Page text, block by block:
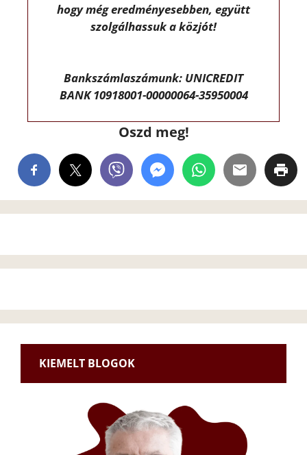
hogy még eredményesebben, együtt
szolgálhassuk a közjót!
Bankszámlaszámunk: UNICREDIT
BANK 10918001-00000064-35950004
Oszd meg!
KIEMELT BLOGOK